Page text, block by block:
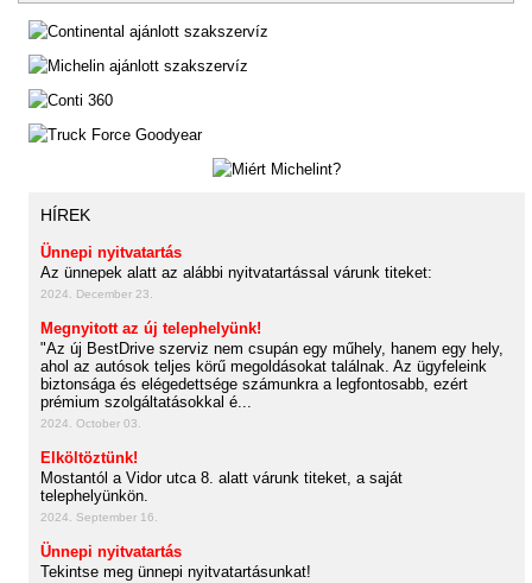
HÍREK
Ünnepi nyitvatartás
Az ünnepek alatt az alábbi nyitvatartással várunk titeket:
2024. December 23.
Megnyitott az új telephelyünk!
"Az új BestDrive szerviz nem csupán egy műhely, hanem egy hely,
ahol az autósok teljes körű megoldásokat találnak. Az ügyfeleink
biztonsága és elégedettsége számunkra a legfontosabb, ezért
prémium szolgáltatásokkal é...
2024. October 03.
Elköltöztünk!
Mostantól a Vidor utca 8. alatt várunk titeket, a saját
telephelyünkön.
2024. September 16.
Ünnepi nyitvatartás
Tekintse meg ünnepi nyitvatartásunkat!